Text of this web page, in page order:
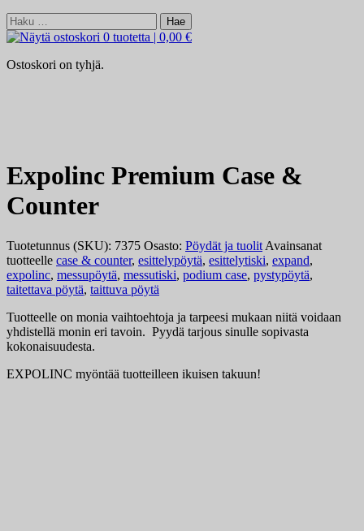
Haku:
0 tuotetta | 0,00 €
Ostoskori on tyhjä.
Expolinc Premium Case &
Counter
Tuotetunnus (SKU): 7375 Osasto: Pöydät ja tuolit Avainsanat
tuotteelle case & counter, esittelypöytä, esittelytiski, expand,
expolinc, messupöytä, messutiski, podium case, pystypöytä,
taitettava pöytä, taittuva pöytä
Tuotteelle on monia vaihtoehtoja ja tarpeesi mukaan niitä voidaan
yhdistellä monin eri tavoin. Pyydä tarjous sinulle sopivasta
kokonaisuudesta.
EXPOLINC myöntää tuotteilleen ikuisen takuun!